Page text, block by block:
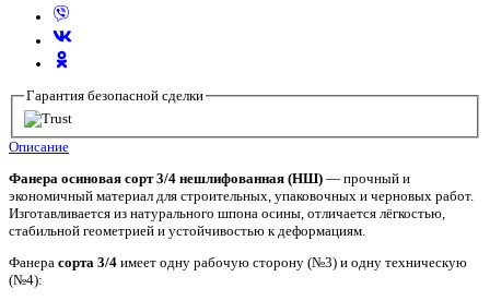
Гарантия безопасной сделки
Описание
Фанера осиновая сорт 3/4 нешлифованная (НШ) — прочный и
экономичный материал для строительных, упаковочных и черновых работ.
Изготавливается из натурального шпона осины, отличается лёгкостью,
стабильной геометрией и устойчивостью к деформациям.
Фанера сорта 3/4 имеет одну рабочую сторону (№3) и одну техническую
(№4):